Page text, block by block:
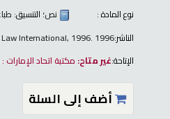
نوع المادة :
نص؛ التنسيق:
الناشر:International, 1996. 1996
الإتاحة:غير متاح: مكتبة اتحاد
أضف إلى السلة